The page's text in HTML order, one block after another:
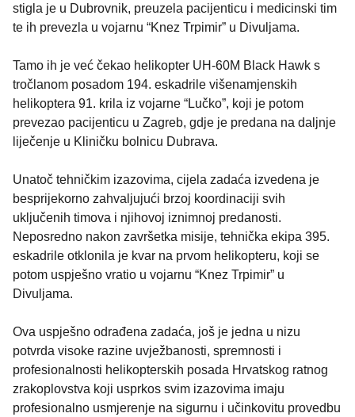
stigla je u Dubrovnik, preuzela pacijenticu i medicinski tim
te ih prevezla u vojarnu “Knez Trpimir” u Divuljama.
Tamo ih je već čekao helikopter UH-60M Black Hawk s
tročlanom posadom 194. eskadrile višenamjenskih
helikoptera 91. krila iz vojarne “Lučko”, koji je potom
prevezao pacijenticu u Zagreb, gdje je predana na daljnje
liječenje u Kliničku bolnicu Dubrava.
Unatoč tehničkim izazovima, cijela zadaća izvedena je
besprijekorno zahvaljujući brzoj koordinaciji svih
uključenih timova i njihovoj iznimnoj predanosti.
Neposredno nakon završetka misije, tehnička ekipa 395.
eskadrile otklonila je kvar na prvom helikopteru, koji se
potom uspješno vratio u vojarnu “Knez Trpimir” u
Divuljama.
Ova uspješno odrađena zadaća, još je jedna u nizu
potvrda visoke razine uvježbanosti, spremnosti i
profesionalnosti helikopterskih posada Hrvatskog ratnog
zrakoplovstva koji usprkos svim izazovima imaju
profesionalno usmjerenje na sigurnu i učinkovitu provedbu